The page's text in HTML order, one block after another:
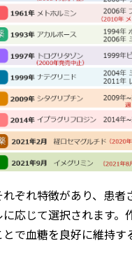
ぞれ特徴があり、患者
応じて選択されます。
で血糖を良好に維持す